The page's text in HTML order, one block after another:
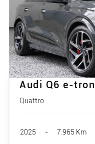
Audi Q6 e-tron
Quattro
2025 - 7.965 Km